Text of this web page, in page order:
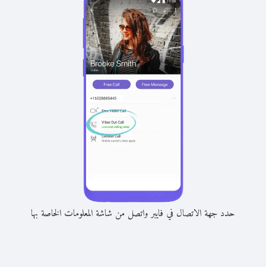
حدد جهة الاتصال في فايبر واتصل من شاشة المعلومات الخاصة بها